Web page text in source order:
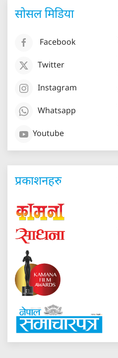
सोसल मिडिया
Facebook
Twitter
Instagram
Whatsapp
Youtube
प्रकाशनहरु